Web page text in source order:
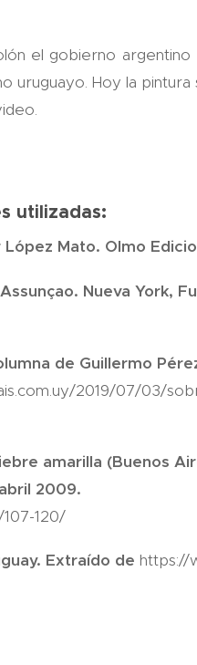
el gobierno
uruguayo. Hoy la
utilizadas:
Mato. Olmo
Nueva York,
de Guillermo
2019/07/03/
amarilla (Buenos
2009.
120/
Extraído de https://